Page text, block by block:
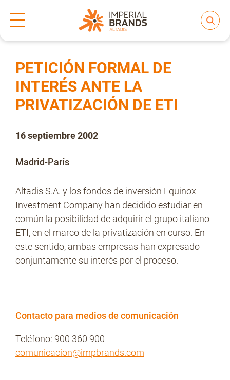
Nos transformamos
Nuestras Marcas
Compromiso
Regulación
People and Culture
Prensa
Contacto
Inicio Notas de prensa
PETICIÓN FORMAL DE
INTERÉS ANTE LA
PRIVATIZACIÓN DE ETI
16 septiembre 2002
Madrid-París
Altadis S.A. y los fondos de inversión Equinox
Investment Company han decidido estudiar en
común la posibilidad de adquirir el grupo italiano
ETI, en el marco de la privatización en curso. En
este sentido, ambas empresas han expresado
conjuntamente su interés por el proceso.
Contacto para medios de comunicación
Teléfono: 900 360 900
comunicacion@impbrands.com